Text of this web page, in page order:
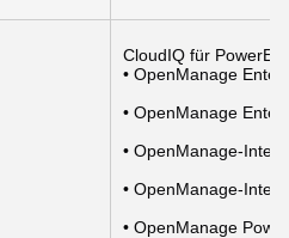
CloudIQ für
• OpenManage
• OpenManage
• OpenManage-
• OpenManage-
• OpenManage